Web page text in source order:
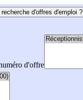
d'offres d'emploi ?
d'offre